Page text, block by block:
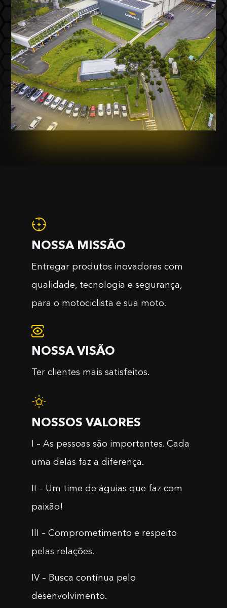
NOSSA MISSÃO
Entregar produtos inovadores com
qualidade, tecnologia e segurança,
para o motociclista e sua moto.
NOSSA VISÃO
Ter clientes mais satisfeitos.
NOSSOS VALORES
I – As pessoas são importantes. Cada
uma delas faz a diferença.
II – Um time de águias que faz com
paixão!
III – Comprometimento e respeito
pelas relações.
IV – Busca contínua pelo
desenvolvimento.